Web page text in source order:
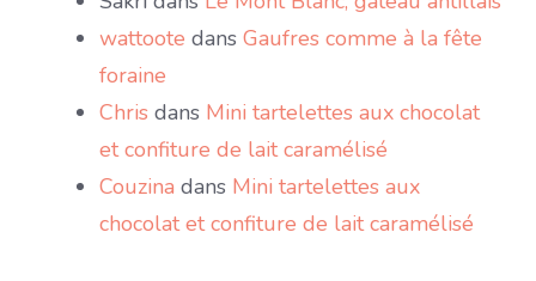
wattoote dans Gaufres comme à la fête
foraine
Chris dans Mini tartelettes aux chocolat
et confiture de lait caramélisé
Couzina dans Mini tartelettes aux
chocolat et confiture de lait caramélisé